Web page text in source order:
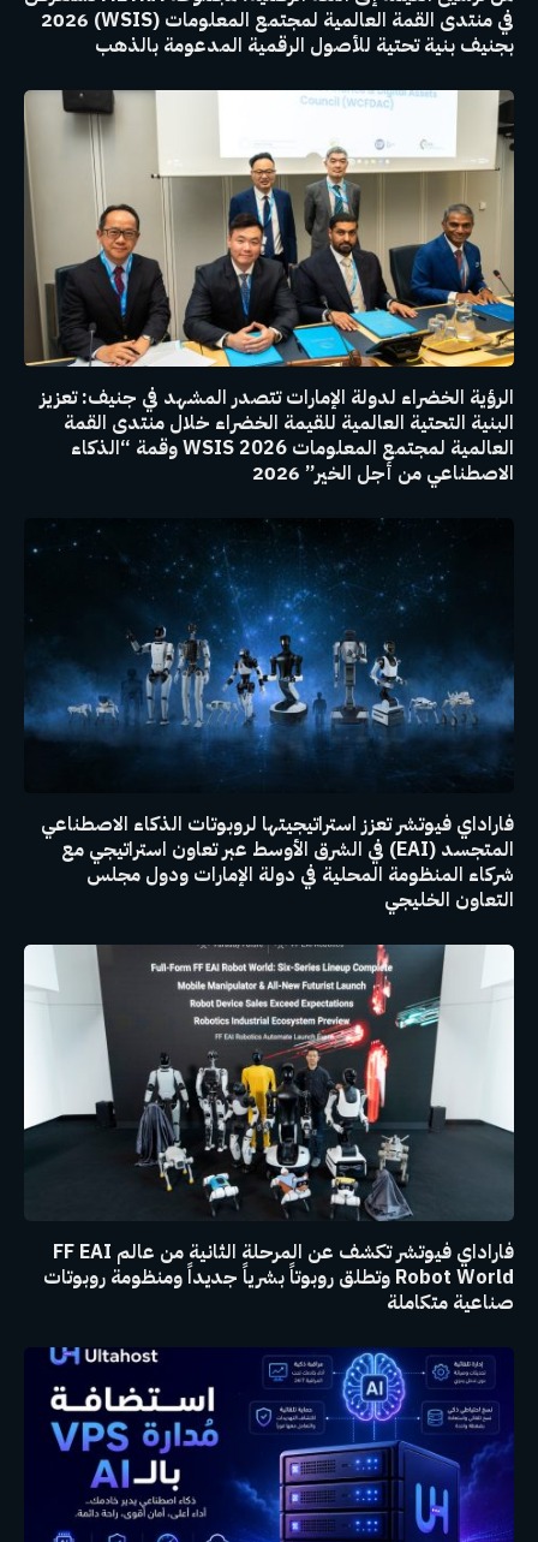
في منتدى القمة العالمية لمجتمع المعلومات (WSIS) 2026
بجنيف بنية تحتية للأصول الرقمية المدعومة بالذهب
الرؤية الخضراء لدولة الإمارات تتصدر المشهد في جنيف: تعزيز
البنية التحتية العالمية للقيمة الخضراء خلال منتدى القمة
العالمية لمجتمع المعلومات WSIS 2026 وقمة “الذكاء
الاصطناعي من أجل الخير” 2026
فاراداي فيوتشر تعزز استراتيجيتها لروبوتات الذكاء الاصطناعي
المتجسد (EAI) في الشرق الأوسط عبر تعاون استراتيجي مع
شركاء المنظومة المحلية في دولة الإمارات ودول مجلس
التعاون الخليجي
فاراداي فيوتشر تكشف عن المرحلة الثانية من عالم FF EAI
Robot World وتطلق روبوتاً بشرياً جديداً ومنظومة روبوتات
صناعية متكاملة